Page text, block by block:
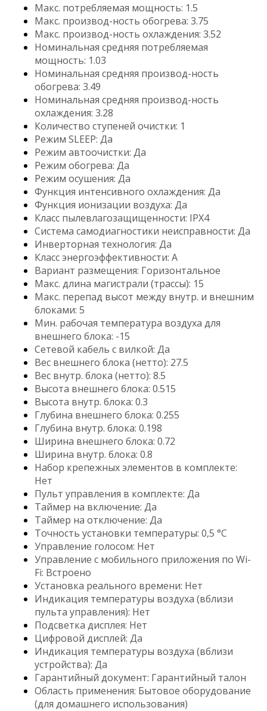
Макс. потребляемая мощность: 1.5
Макс. производ-ность обогрева: 3.75
Макс. производ-ность охлаждения: 3.52
Номинальная средняя потребляемая
мощность: 1.03
Номинальная средняя производ-ность
обогрева: 3.49
Номинальная средняя производ-ность
охлаждения: 3.28
Количество ступеней очистки: 1
Режим SLEEP: Да
Режим автоочистки: Да
Режим обогрева: Да
Режим осушения: Да
Функция интенсивного охлаждения: Да
Функция ионизации воздуха: Да
Класс пылевлагозащищенности: IPX4
Система самодиагностики неисправности: Да
Инверторная технология: Да
Класс энергоэффективности: A
Вариант размещения: Горизонтальное
Макс. длина магистрали (трассы): 15
Макс. перепад высот между внутр. и внешним
блоками: 5
Мин. рабочая температура воздуха для
внешнего блока: -15
Сетевой кабель с вилкой: Да
Вес внешнего блока (нетто): 27.5
Вес внутр. блока (нетто): 8.5
Высота внешнего блока: 0.515
Высота внутр. блока: 0.3
Глубина внешнего блока: 0.255
Глубина внутр. блока: 0.198
Ширина внешнего блока: 0.72
Ширина внутр. блока: 0.8
Набор крепежных элементов в комплекте:
Нет
Пульт управления в комплекте: Да
Таймер на включение: Да
Таймер на отключение: Да
Точность установки температуры: 0,5 °С
Управление голосом: Нет
Управление c мобильного приложения по Wi-
Fi: Встроено
Установка реального времени: Нет
Индикация температуры воздуха (вблизи
пульта управления): Нет
Подсветка дисплея: Нет
Цифровой дисплей: Да
Индикация температуры воздуха (вблизи
устройства): Да
Гарантийный документ: Гарантийный талон
Область применения: Бытовое оборудование
(для домашнего использования)